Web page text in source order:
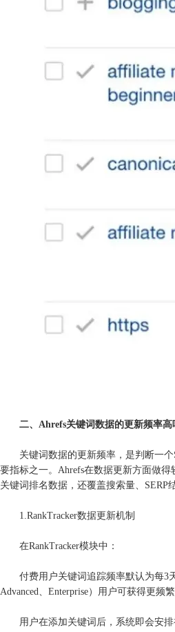
二、Ahrefs关键词数据的更新频率高
关键词数据的更新频率，是判断一个
要指标之一。Ahrefs在数据更新方面做
关键词排名数据，还覆盖搜索量、SERP
1.RankTracker数据更新机制
在RankTracker模块中：
付费用户关键词追踪频率默认为每3
Advanced、Enterprise）用户可获得更频
用户在添加关键词后，系统即会安排